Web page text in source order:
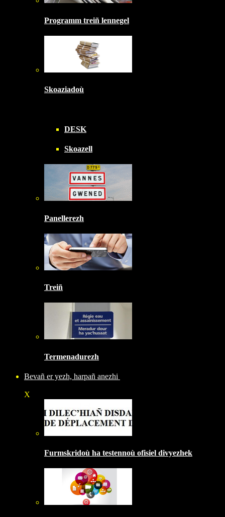
Programm treiñ lennegel
Skoaziadoù
DESK
Skoazell
Panellerezh
Treiñ
Termenadurezh
Bevañ er yezh, harpañ anezhi
X
Furmskridoù ha testennoù ofisiel divyezhek